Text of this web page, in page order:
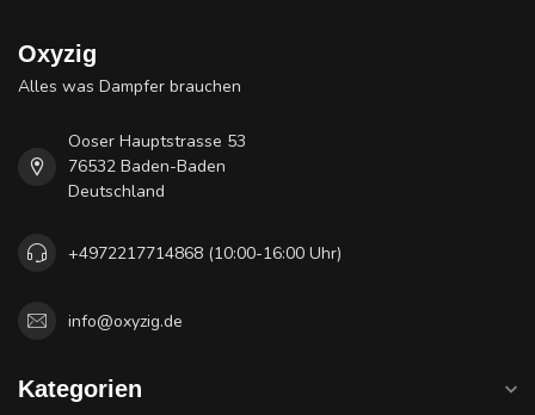
Oxyzig
Alles was Dampfer brauchen
Ooser Hauptstrasse 53
76532 Baden-Baden
Deutschland
+4972217714868 (10:00-16:00 Uhr)
info@oxyzig.de
Kategorien